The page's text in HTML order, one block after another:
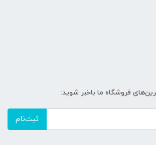
فروشگاه ما باخبر شوید:
ثبت‌نام